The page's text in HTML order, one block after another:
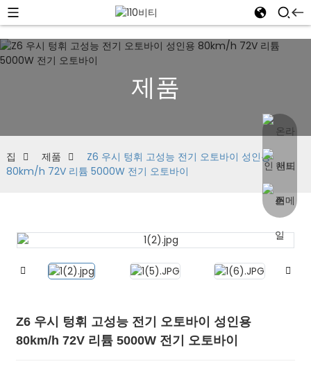
제품
집 제품
Z6 우시 텅휘 고성능 전기 오토바이 성인용
80km/h 72V 리튬 5000W 전기 오토바이
Z6 우시 텅휘 고성능 전기 오토바이 성인용
80km/h 72V 리튬 5000W 전기 오토바이